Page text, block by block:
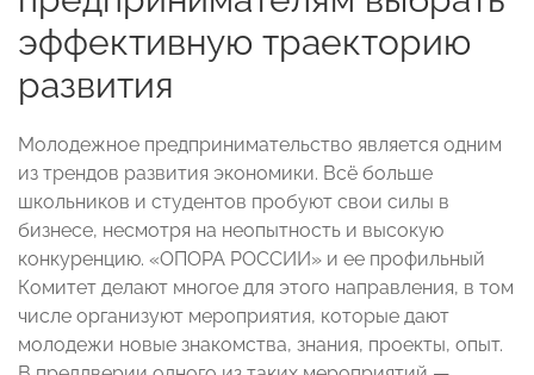
эффективную траекторию
развития
Молодежное предпринимательство является одним
из трендов развития экономики. Всё больше
школьников и студентов пробуют свои силы в
бизнесе, несмотря на неопытность и высокую
конкуренцию. «ОПОРА РОССИИ» и ее профильный
Комитет делают многое для этого направления, в том
числе организуют мероприятия, которые дают
молодежи новые знакомства, знания, проекты, опыт.